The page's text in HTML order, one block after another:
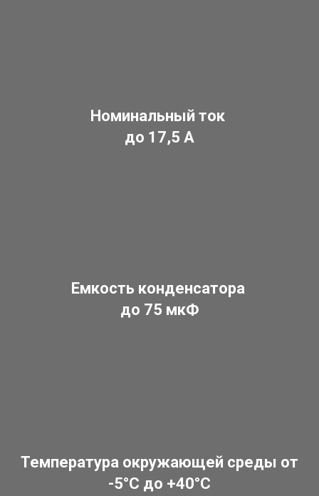
Номинальный ток
до 17,5 А
Емкость конденсатора
до 75 мкФ
Температура окружающей среды от
-5°С до +40°С